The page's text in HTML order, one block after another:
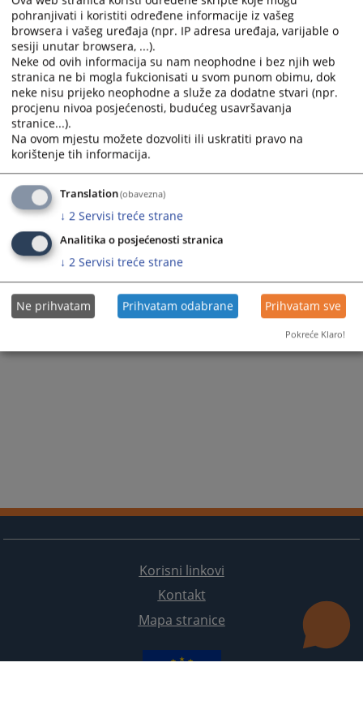
od 29. novembra 2024. godine do 02. decembra 2024
Shodno odredbama Pravilnika o kvalifikacionom i pismenom
testiranju kandidata za pozicije nosilaca pravosudnih funkcija
u Bosni i Hercegovini („Službeni glasnik BiH“ broj 78/14,45/15,
48/16, 12/18, 51/18, 12/21, 64/21) kandidati će biti obaviješteni o
terminu kvalifikacionog testiranja najmanjesedamdana prije
održavanja testiranja."
Prikazana vijest je na: Bosanski jezik
1926PREGLEDA
Korisni linkovi
Kontakt
Mapa stranice
pohranjivati i koristiti određene informacije iz vašeg
browsera i vašeg uređaja (npr. IP adresa uređaja, varijable o
sesiji unutar browsera, ...).
Neke od ovih informacija su nam neophodne i bez njih web
stranica ne bi mogla fukcionisati u svom punom obimu, dok
neke nisu prijeko neophodne a služe za dodatne stvari (npr.
procjenu nivoa posjećenosti, budućeg usavršavanja
stranice...).
Na ovom mjestu možete dozvoliti ili uskratiti pravo na
korištenje tih informacija.
Translation(obavezna)
↓ 2 Servisi treće strane
Analitika o posjećenosti stranica
↓ 2 Servisi treće strane
Ne prihvatam Prihvatam odabrane Prihvatam sve
Pokreće Klaro!